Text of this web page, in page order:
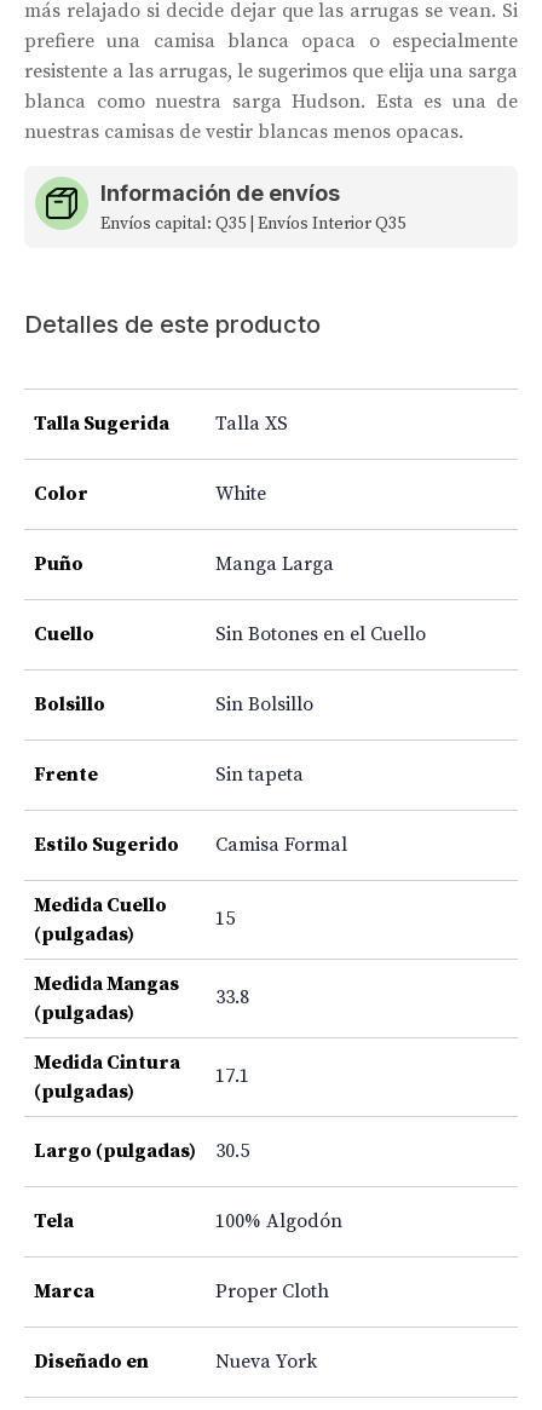
más relajado si decide dejar que las arrugas se vean. Si
prefiere una camisa blanca opaca o especialmente
resistente a las arrugas, le sugerimos que elija una sarga
blanca como nuestra sarga Hudson. Esta es una de
nuestras camisas de vestir blancas menos opacas.
Información de envíos
Envíos capital: Q35 | Envíos Interior Q35
Detalles de este producto
Talla Sugerida Talla XS
Color White
Puño Manga Larga
Cuello Sin Botones en el Cuello
Bolsillo Sin Bolsillo
Frente Sin tapeta
Estilo Sugerido Camisa Formal
Medida Cuello
(pulgadas)
15
Medida Mangas
(pulgadas)
33.8
Medida Cintura
(pulgadas)
17.1
Largo (pulgadas) 30.5
Tela 100% Algodón
Marca Proper Cloth
Diseñado en Nueva York